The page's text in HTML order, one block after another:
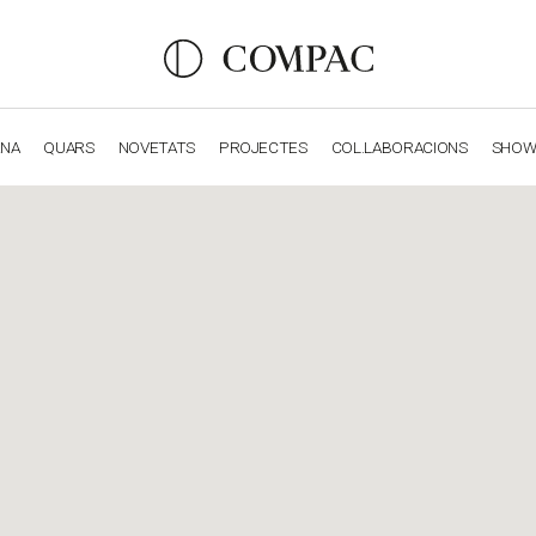
QUARS NOVETATS PROJECTES COL.LABORACIONS